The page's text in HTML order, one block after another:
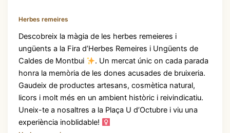
Herbes remeires
Descobreix la màgia de les herbes remeieres i
ungüents a la Fira d’Herbes Remeires i Ungüents de
Caldes de Montbui
. Un mercat únic on cada parada
honra la memòria de les dones acusades de bruixeria.
Gaudeix de productes artesans, cosmètica natural,
licors i molt més en un ambient històric i reivindicatiu.
Uneix-te a nosaltres a la Plaça U d’Octubre i viu una
experiència inoblidable! ‍